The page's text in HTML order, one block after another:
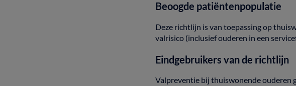
Beoogde patiëntenpopulatie
Deze richtlijn isvantoepassingop
valrisico (inclusiefouderen ineen
Eindgebruikersvande richtlijn
Valpreventie bijthuiswonendeouderen